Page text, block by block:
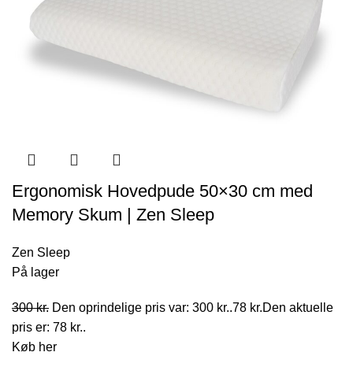
Ergonomisk Hovedpude 50×30 cm med
Memory Skum | Zen Sleep
Zen Sleep
På lager
300kr. Den oprindelige pris var: 300 kr..78 kr.Den aktuelle
pris er: 78 kr..
Køb her